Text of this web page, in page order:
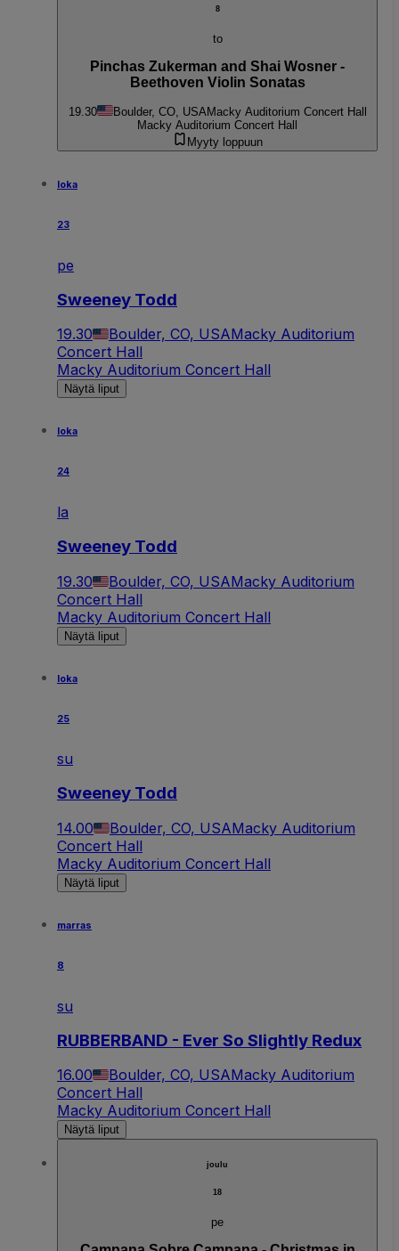
8
to
Pinchas Zukerman and Shai Wosner -
Beethoven Violin Sonatas
19.30 Boulder, CO, USA Macky Auditorium Concert Hall
Macky Auditorium Concert Hall
Myyty loppuun
loka
23
pe
Sweeney Todd
19.30 Boulder, CO, USAMacky Auditorium
Concert Hall
Macky Auditorium Concert Hall
Näytä liput
loka
24
la
Sweeney Todd
19.30 Boulder, CO, USAMacky Auditorium
Concert Hall
Macky Auditorium Concert Hall
Näytä liput
loka
25
su
Sweeney Todd
14.00 Boulder, CO, USAMacky Auditorium
Concert Hall
Macky Auditorium Concert Hall
Näytä liput
marras
8
su
RUBBERBAND - Ever So Slightly Redux
16.00 Boulder, CO, USAMacky Auditorium
Concert Hall
Macky Auditorium Concert Hall
Näytä liput
joulu
18
pe